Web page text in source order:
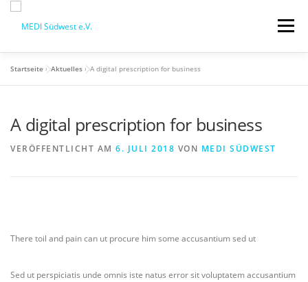
springen
Menü
MEDI VORTEILE PRAXISBEDARF-SHOP
Startseite »Aktuelles »A digital prescription for business
A digital prescription for business
VERÖFFENTLICHT AM 6. JULI 2018 VON MEDI SÜDWEST
There toil and pain can ut procure him some accusantium sed ut
Sed ut perspiciatis unde omnis iste natus error sit voluptatem accusantium